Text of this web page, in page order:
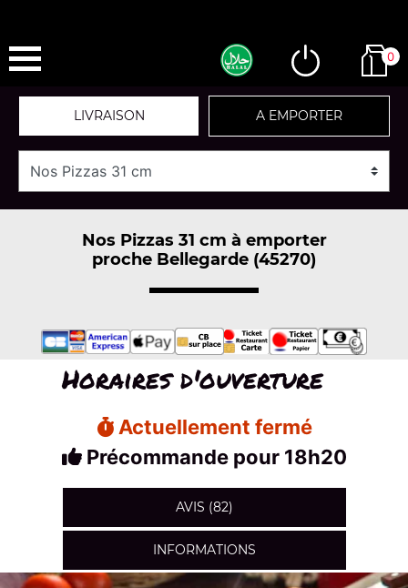
0
LIVRAISON A EMPORTER
Nos Pizzas 31 cm à emporter
proche Bellegarde (45270)
Horaires d'ouverture
Actuellement fermé
Précommande pour 18h20
AVIS (82)
INFORMATIONS